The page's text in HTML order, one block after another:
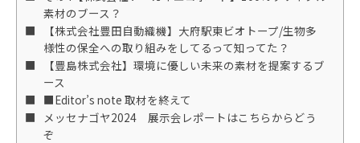
素材のブース？
【株式会社豊田自動織機】大府駅東ビオトープ/生物多
様性の保全への取り組みをしてるって知ってた？
【豊島株式会社】環境に優しい未来の素材を提案するブ
ース
■Editor’s note 取材を終えて
メッセナゴヤ2024 展示会レポートはこちらからどう
ぞ